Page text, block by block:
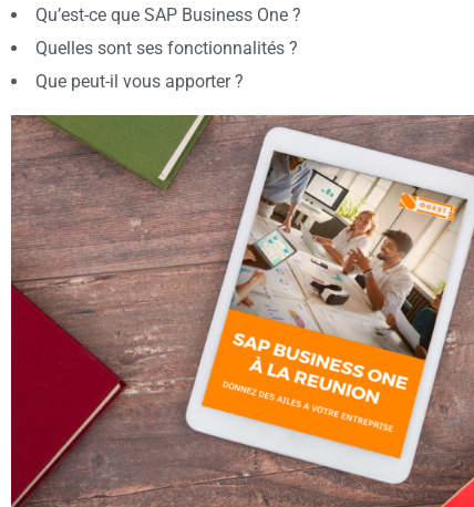
Qu’est-ce que SAP Business One ?
Quelles sont ses fonctionnalités ?
Que peut-il vous apporter ?